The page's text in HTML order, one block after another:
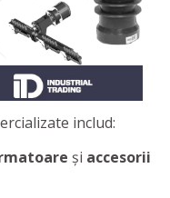
includ:
şi accesorii